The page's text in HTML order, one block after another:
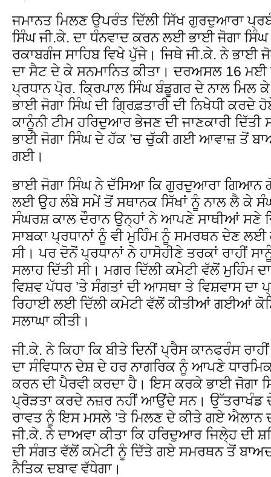
ਜਮਾਨਤ ਮਿਲਣ ਉਪਰੰਤ ਦਿੱਲੀ ਸਿੱਖ ਗੁਰਦੁਆਰਾ
ਸਿੰਘ ਜੀ.ਕੇ. ਦਾ ਧੰਨਵਾਦ ਕਰਨ ਲਈ ਭਾਈ ਜੋਗਾ
ਰਕਾਬਗੰਜ ਸਾਹਿਬ ਵਿਖੇ ਪੁੱਜੇ। ਜਿਥੇ ਜੀ.ਕੇ. ਨੇ ਭਾਈ
ਦਾ ਸੈਟ ਦੇ ਕੇ ਸਨਮਾਨਿਤ ਕੀਤਾ। ਦਰਅਸਲ 16 ਮਈ
ਪ੍ਰਧਾਨ ਪੋ੍ਰ. ਕ੍ਰਿਪਾਲ ਸਿੰਘ ਬੰਡੂਗਰ ਦੇ ਨਾਲ ਮਿਲ
ਭਾਈ ਜੋਗਾ ਸਿੰਘ ਦੀ ਗ੍ਰਿਫ਼ਤਾਰੀ ਦੀ ਨਿਖੇਧੀ
ਕਾਨੂੰਨੀ ਟੀਮ ਹਰਿਦੁਆਰ ਭੇਜਣ ਦੀ ਜਾਣਕਾਰੀ
ਭਾਈ ਜੋਗਾ ਸਿੰਘ ਦੇ ਹੱਕ ’ਚ ਚੁੱਕੀ ਗਈ ਆਵਾਜ਼ ਤੋਂ
ਗਈ।
ਭਾਈ ਜੋਗਾ ਸਿੰਘ ਨੇ ਦੱਸਿਆ ਕਿ ਗੁਰਦੁਆਰਾ ਗਿਆਨ
ਲਈ ਉਹ ਲੰਬੇ ਸਮੇਂ ਤੋਂ ਸਥਾਨਕ ਸਿੱਖਾਂ ਨੂੰ ਨਾਲ ਲੈ ਕੇ
ਸੰਘਰਸ਼ ਕਾਲ ਦੌਰਾਨ ਉਨ੍ਹਾਂ ਨੇ ਆਪਣੇ ਸਾਥੀਆਂ ਸਣੇ
ਸਾਬਕਾ ਪ੍ਰਧਾਨਾਂ ਨੂੰ ਵੀ ਮੁਹਿੰਮ ਨੂੰ ਸਮਰਥਨ ਦੇਣ
ਸੀ। ਪਰ ਦੋਨੋਂ ਪ੍ਰਧਾਨਾਂ ਨੇ ਹਾਸੋਹੀਣੇ ਤਰਕਾਂ ਰਾਹੀਂ
ਸਲਾਹ ਦਿੱਤੀ ਸੀ। ਮਗਰ ਦਿੱਲੀ ਕਮੇਟੀ ਵੱਲੋਂ ਮੁਹਿੰਮ
ਵਿਸ਼ਵ ਪੱਧਰ ’ਤੇ ਸੰਗਤਾਂ ਦੀ ਆਸਥਾ ਤੇ ਵਿਸ਼ਵਾਸ
ਰਿਹਾਈ ਲਈ ਦਿੱਲੀ ਕਮੇਟੀ ਵੱਲੋਂ ਕੀਤੀਆਂ ਗਈਆਂ
ਸਲਾਘਾ ਕੀਤੀ।
ਜੀ.ਕੇ. ਨੇ ਕਿਹਾ ਕਿ ਬੀਤੇ ਦਿਨੀਂ ਪ੍ਰੈਸ ਕਾਨਫਰੰਸ
ਦਾ ਸੰਵਿਧਾਨ ਦੇਸ਼ ਦੇ ਹਰ ਨਾਗਰਿਕ ਨੂੰ ਆਪਣੇ
ਕਰਨ ਦੀ ਪੈਰਵੀ ਕਰਦਾ ਹੈ। ਇਸ ਕਰਕੇ ਭਾਈ ਜੋਗਾ
ਪ੍ਰੋੜਤਾ ਕਰਦੇ ਨਜ਼ਰ ਨਹੀਂ ਆਉਂਦੇ ਸਨ। ਉੱਤਰਾਖੰਡ
ਰਾਵਤ ਨੂੰ ਇਸ ਮਸਲੇ ’ਤੇ ਮਿਲਣ ਦੇ ਕੀਤੇ ਗਏ ਐਲਾਨ
ਜੀ.ਕੇ. ਨੇ ਦਾਅਵਾ ਕੀਤਾ ਕਿ ਹਰਿਦੁਆਰ ਜਿਲੇ੍ਹ ਦੀ
ਦੀ ਸੰਗਤ ਵੱਲੋਂ ਕਮੇਟੀ ਨੂੰ ਦਿੱਤੇ ਗਏ ਸਮਰਥਨ ਤੋਂ
ਨੈਤਿਕ ਦਬਾਵ ਵੱਧੇਗਾ।